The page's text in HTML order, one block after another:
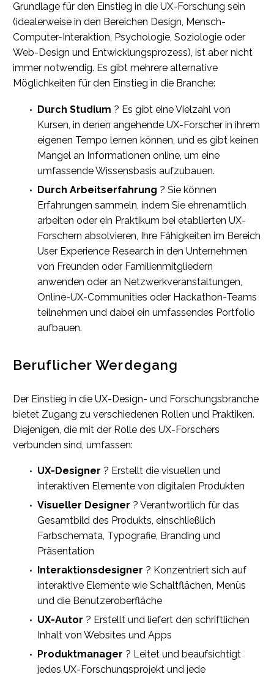
Grundlage für den Einstieg in die UX-Forschung sein
(idealerweise in den Bereichen Design, Mensch-
Computer-Interaktion, Psychologie, Soziologie oder
Web-Design und Entwicklungsprozess), ist aber nicht
immer notwendig. Es gibt mehrere alternative
Möglichkeiten für den Einstieg in die Branche:
Durch Studium ? Es gibt eine Vielzahl von
Kursen, in denen angehende UX-Forscher in ihrem
eigenen Tempo lernen können, und es gibt keinen
Mangel an Informationen online, um eine
umfassende Wissensbasis aufzubauen.
Durch Arbeitserfahrung ? Sie können
Erfahrungen sammeln, indem Sie ehrenamtlich
arbeiten oder ein Praktikum bei etablierten UX-
Forschern absolvieren, Ihre Fähigkeiten im Bereich
User Experience Research in den Unternehmen
von Freunden oder Familienmitgliedern
anwenden oder an Netzwerkveranstaltungen,
Online-UX-Communities oder Hackathon-Teams
teilnehmen und dabei ein umfassendes Portfolio
aufbauen.
Beruflicher Werdegang
Der Einstieg in die UX-Design- und Forschungsbranche
bietet Zugang zu verschiedenen Rollen und Praktiken.
Diejenigen, die mit der Rolle des UX-Forschers
verbunden sind, umfassen:
UX-Designer ? Erstellt die visuellen und
interaktiven Elemente von digitalen Produkten
Visueller Designer ? Verantwortlich für das
Gesamtbild des Produkts, einschließlich
Farbschemata, Typografie, Branding und
Präsentation
Interaktionsdesigner ? Konzentriert sich auf
interaktive Elemente wie Schaltflächen, Menüs
und die Benutzeroberfläche
UX-Autor ? Erstellt und liefert den schriftlichen
Inhalt von Websites und Apps
Produktmanager ? Leitet und beaufsichtigt
jedes UX-Forschungsprojekt und jede